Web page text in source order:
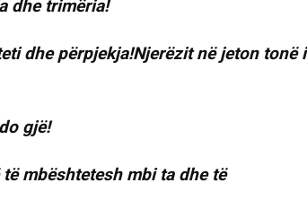
dhe trimëria!
dhe përpjekja!Njerëzit në jeton tonë i
gjë!
mbështetesh mbi ta dhe të